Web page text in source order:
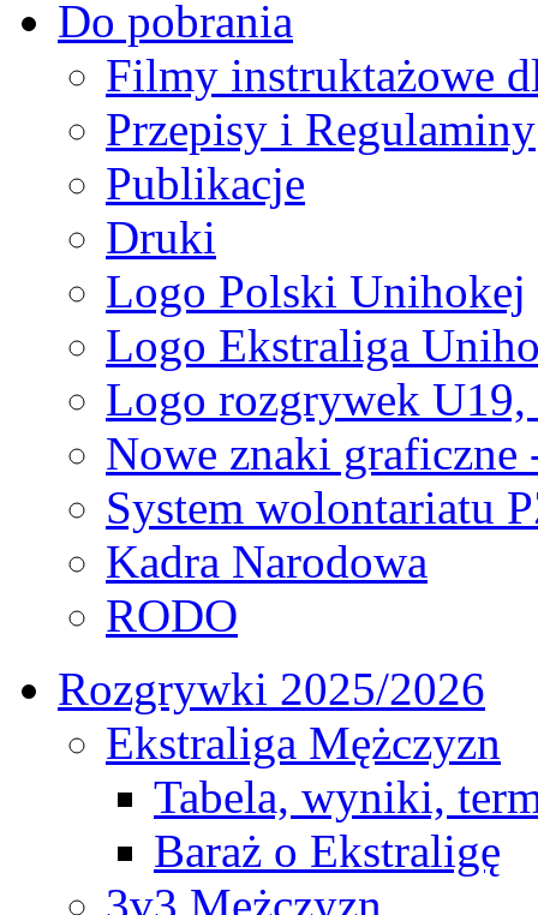
Do pobrania
Filmy instruktażowe
Przepisy i Regulaminy
Publikacje
Druki
Logo Polski Unihokej
Logo Ekstraliga
Logo rozgrywek
Nowe znaki graficzne
System wolontariatu
Kadra Narodowa
RODO
Rozgrywki 2025/2026
Ekstraliga Mężczyzn
Tabela, wyniki,
Baraż o Ekstraligę
3v3 Mężczyzn